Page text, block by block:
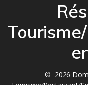
© 2026